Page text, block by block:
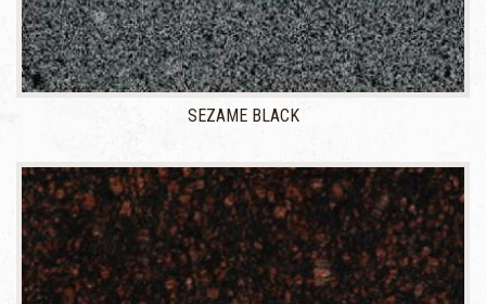
SEZAME BLACK